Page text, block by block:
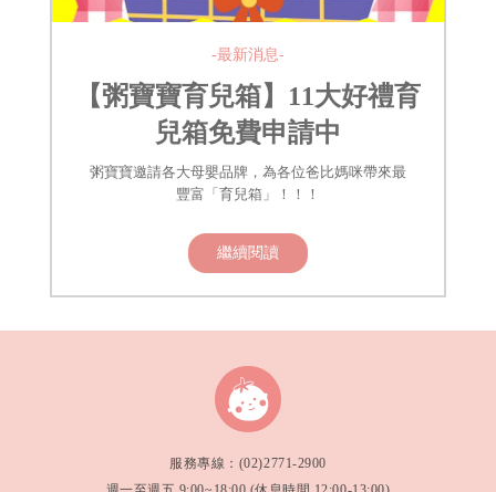
-最新消息-
【粥寶寶育兒箱】11大好禮育
兒箱免費申請中
粥寶寶邀請各大母嬰品牌，為各位爸比媽咪帶來最
豐富「育兒箱」！！！
繼續閱讀
服務專線：(02)2771-2900